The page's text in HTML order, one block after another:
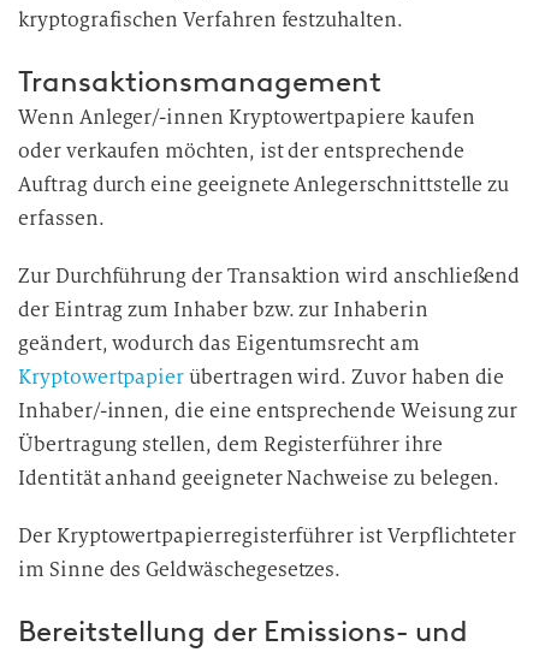
kryptografischen Verfahren festzuhalten.
Transaktionsmanagement
Wenn Anleger/-innen Kryptowertpapiere kaufen
oder verkaufen möchten, ist der entsprechende
Auftrag durch eine geeignete Anlegerschnittstelle zu
erfassen.
Zur Durchführung der Transaktion wird anschließend
der Eintrag zum Inhaber bzw. zur Inhaberin
geändert, wodurch das Eigentumsrecht am
Kryptowertpapierübertragen wird. Zuvor haben die
Inhaber/-innen, die eine entsprechende Weisung zur
Übertragung stellen, dem Registerführer ihre
Identität anhand geeigneter Nachweise zu belegen.
Der Kryptowertpapierregisterführer ist Verpflichteter
im Sinne des Geldwäschegesetzes.
Bereitstellung der Emissions- und